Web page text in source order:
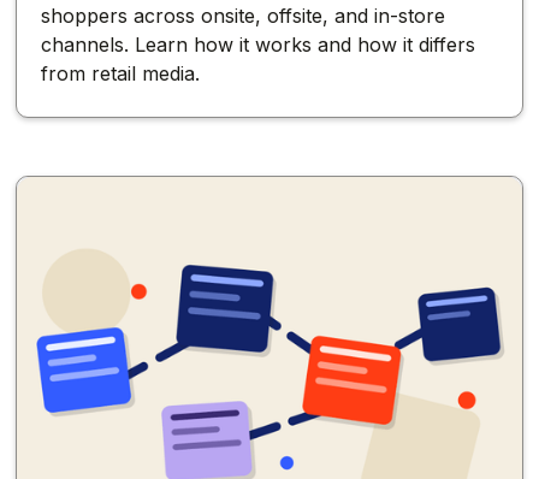
shoppers across onsite, offsite, and in-store
channels. Learn how it works and how it differs
from retail media.